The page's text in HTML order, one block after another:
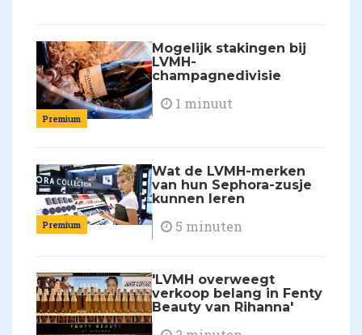
Premium
Mogelijk stakingen bij
LVMH-
champagnedivisie
1 minuut
Premium
Wat de LVMH-merken
van hun Sephora-zusje
kunnen leren
5 minuten
'LVMH overweegt
verkoop belang in Fenty
Beauty van Rihanna'